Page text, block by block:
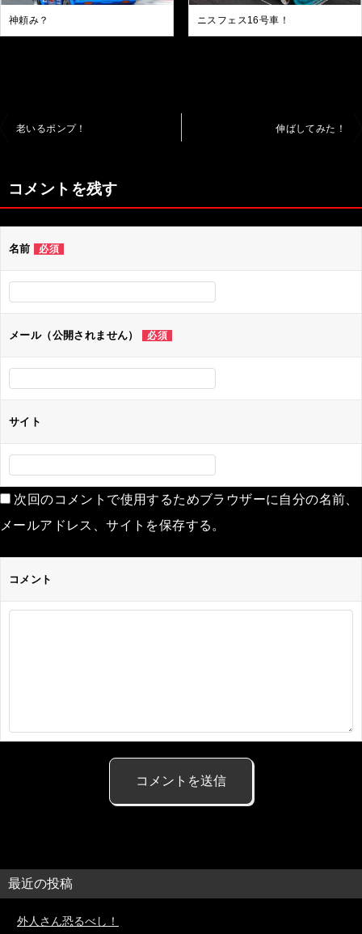
神頼み？ ニスフェス16号車！
ビ
ゲ
ー
シ
ョ
ン
老いるポンプ！ 伸ばしてみた！
コメントを残す
名前 必須
メール（公開されません） 必須
サイト
次回のコメントで使用するためブラウザーに自分の名前、
メールアドレス、サイトを保存する。
コメント
最近の投稿
外人さん恐るべし！